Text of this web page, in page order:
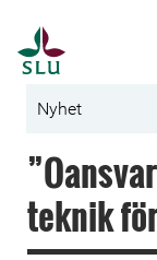
Nyhet
teknik